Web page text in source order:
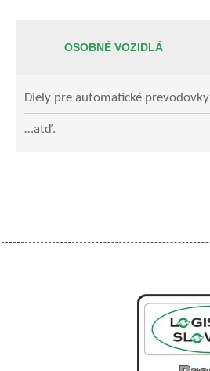
OSOBNÉ VOZIDLÁ
Diely pre automatické prevodovky
…atď.